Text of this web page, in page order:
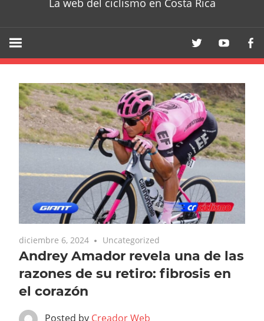
La web del ciclismo en Costa Rica
diciembre 6, 2024 Uncategorized
Andrey Amador revela una de las
razones de su retiro: fibrosis en
el corazón
Posted by Creador Web